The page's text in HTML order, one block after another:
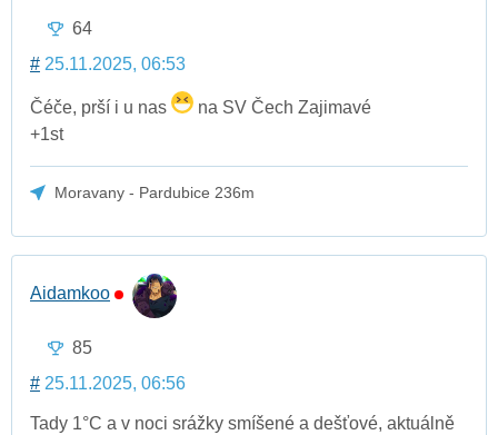
64
# 25.11.2025, 06:53
Čéče, prší i u nas
na SV Čech Zajimavé
+1st
Moravany - Pardubice 236m
Aidamkoo
85
# 25.11.2025, 06:56
Tady 1°C a v noci srážky smíšené a dešťové, aktuálně